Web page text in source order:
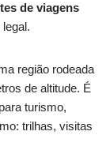
de viagens
região rodeada
de altitude. É
turismo,
trilhas, visitas